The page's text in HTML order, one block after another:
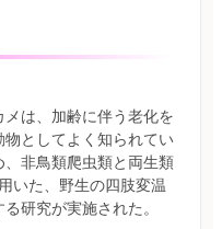
は、加齢に伴う老化を
としてよく知られてい
非鳥類爬虫類と両生類
いた、野生の四肢変温
研究が実施された。